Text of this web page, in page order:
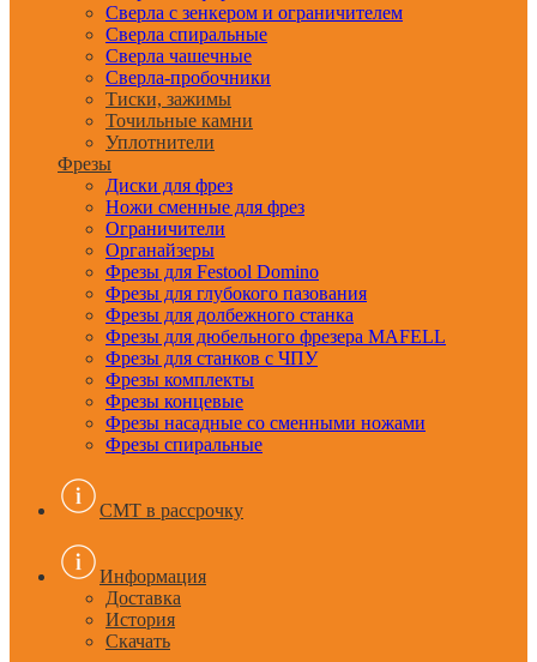
Сверла с зенкером и ограничителем
Сверла спиральные
Сверла чашечные
Сверла-пробочники
Тиски, зажимы
Точильные камни
Уплотнители
Фрезы
Диски для фрез
Ножи сменные для фрез
Ограничители
Органайзеры
Фрезы для Festool Domino
Фрезы для глубокого пазования
Фрезы для долбежного станка
Фрезы для дюбельного фрезера MAFELL
Фрезы для станков с ЧПУ
Фрезы комплекты
Фрезы концевые
Фрезы насадные со сменными ножами
Фрезы спиральные
CMT в рассрочку
Информация
Доставка
История
Скачать